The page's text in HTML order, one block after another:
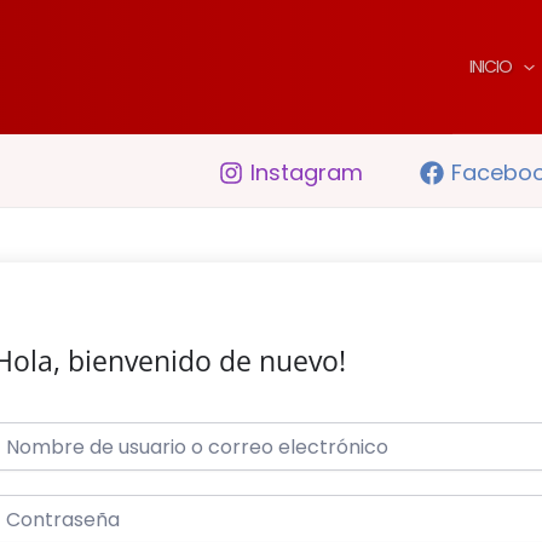
INICIO
Instagram
bienvenido de nuevo!